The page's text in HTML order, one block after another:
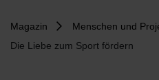
Magazin
Menschen und
Die Liebe zum Sport fördern